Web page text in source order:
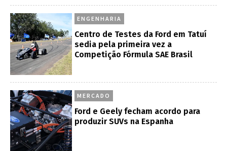
ENGENHARIA
Centro de Testes da Ford em Tatuí
sedia pela primeira vez a
Competição Fórmula SAE Brasil
MERCADO
Ford e Geely fecham acordo para
produzir SUVs na Espanha